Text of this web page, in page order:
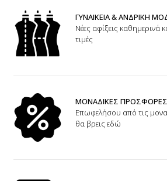
ΓΥΝΑΙΚΕΙΑ & ΑΝΔΡΙΚΗ
Νέες αφίξεις καθημερινά
τιμές
ΜΟΝΑΔΙΚΕΣ ΠΡΟΣΦΟΡΕΣ
Επωφελήσου από τις
θα βρεις εδώ